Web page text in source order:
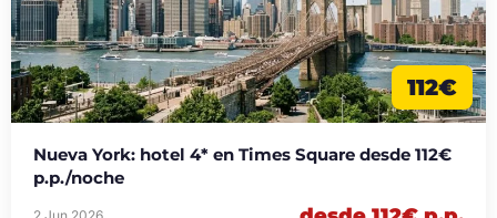
112€
Nueva York: hotel 4* en Times Square desde 112€
p.p./noche